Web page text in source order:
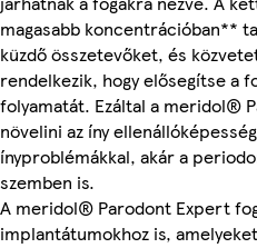
magasabb koncentrációban**
küzdő összetevőket, és
rendelkezik, hogy elősegítse a
folyamatát. Ezáltal a meridol®
növelini az íny
ínyproblémákkal, akár a
szemben is.
A meridol® Parodont Expert
implantátumokhoz is,